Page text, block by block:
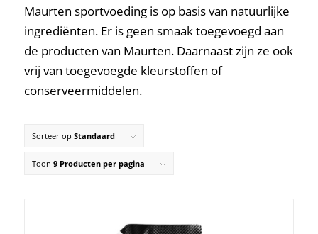
Maurten sportvoeding is op basis van natuurlijke
ingrediënten. Er is geen smaak toegevoegd aan
de producten van Maurten. Daarnaast zijn ze ook
vrij van toegevoegde kleurstoffen of
conserveermiddelen.
Sorteer op Standaard
Toon 9 Producten per pagina